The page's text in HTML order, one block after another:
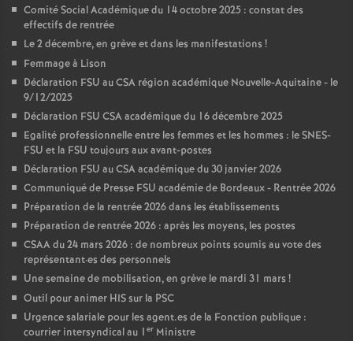
Comité Social Académique du 14 octobre 2025 : constat des
effectifs de rentrée
Le 2 décembre, en grève et dans les manifestations !
Femmage à Lison
Déclaration FSU au CSA région académique Nouvelle-Aquitaine - le
9/12/2025
Déclaration FSU CSA académique du 16 décembre 2025
Egalité professionnelle entre les femmes et les hommes : le SNES-
FSU et la FSU toujours aux avant-postes
Déclaration FSU au CSA académique du 30 janvier 2026
Communiqué de Presse FSU académie de Bordeaux - Rentrée 2026
Préparation de la rentrée 2026 dans les établissements
Préparation de rentrée 2026 : après les moyens, les postes
CSAA du 24 mars 2026 : de nombreux points soumis au vote des
représentant·es des personnels
Une semaine de mobilisation, en grève le mardi 31 mars !
Outil pour animer HIS sur la PSC
Urgence salariale pour les agent.es de la Fonction publique :
courrier intersyndical au 1 er Ministre